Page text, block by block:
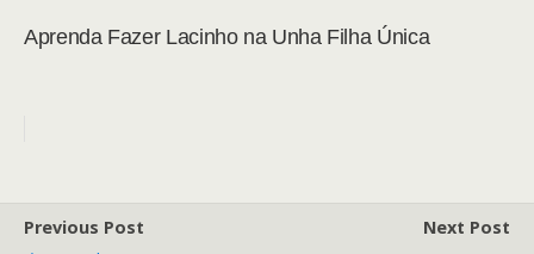
Aprenda Fazer Lacinho na Unha Filha Única
Previous Post
Next Post